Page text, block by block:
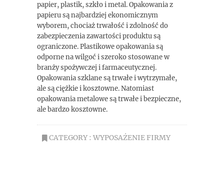
papier, plastik, szkło i metal. Opakowania z
papieru są najbardziej ekonomicznym
wyborem, chociaż trwałość i zdolność do
zabezpieczenia zawartości produktu są
ograniczone. Plastikowe opakowania są
odporne na wilgoć i szeroko stosowane w
branży spożywczej i farmaceutycznej.
Opakowania szklane są trwałe i wytrzymałe,
ale są ciężkie i kosztowne. Natomiast
opakowania metalowe są trwałe i bezpieczne,
ale bardzo kosztowne.
CATEGORY : WYPOSAŻENIE FIRMY